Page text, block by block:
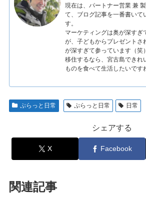
現在は、パートナー営業 兼
て、ブログ記事を一番書いて
す。
マーケティングは奥が深すぎ
が、子どもからプレゼントさ
が深すぎて参っています（笑）
移住するなら、宮古島できれ
ものを食べて生活したいです
ぷらっと日常 ぷらっと日常 日常
シェアする
X Facebook
関連記事